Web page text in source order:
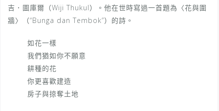
吉．圖庫爾（Wiji Thukul）。他在世時寫過一首題為〈花與圍
牆〉（“Bunga dan Tembok”）的詩。
如花一樣
我們猶如你不願意
耕種的花
你更喜歡建造
房子與掠奪土地